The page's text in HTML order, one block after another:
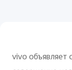
vivo объявляет